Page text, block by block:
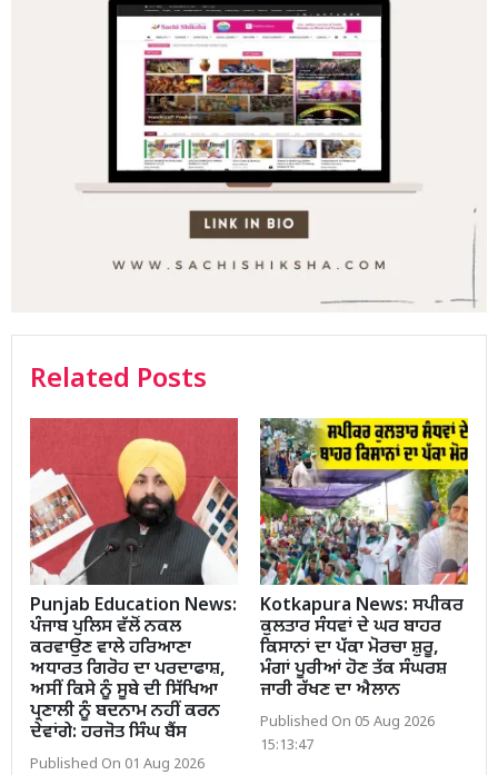
Related Posts
Punjab Education News:
ਪੰਜਾਬ ਪੁਲਿਸ ਵੱਲੋਂ ਨਕਲ
ਕਰਵਾਉਣ ਵਾਲੇ ਹਰਿਆਣਾ
ਅਧਾਰਤ ਗਿਰੋਹ ਦਾ ਪਰਦਾਫਾਸ਼,
ਅਸੀਂ ਕਿਸੇ ਨੂੰ ਸੂਬੇ ਦੀ ਸਿੱਖਿਆ
ਪ੍ਰਣਾਲੀ ਨੂੰ ਬਦਨਾਮ ਨਹੀਂ ਕਰਨ
ਦੇਵਾਂਗੇ: ਹਰਜੋਤ ਸਿੰਘ ਬੈਂਸ
Published On 01 Aug 2026
Kotkapura News: ਸਪੀਕਰ
ਕੁਲਤਾਰ ਸੰਧਵਾਂ ਦੇ ਘਰ ਬਾਹਰ
ਕਿਸਾਨਾਂ ਦਾ ਪੱਕਾ ਮੋਰਚਾ ਸ਼ੁਰੂ,
ਮੰਗਾਂ ਪੂਰੀਆਂ ਹੋਣ ਤੱਕ ਸੰਘਰਸ਼
ਜਾਰੀ ਰੱਖਣ ਦਾ ਐਲਾਨ
Published On 05 Aug 2026
15:13:47